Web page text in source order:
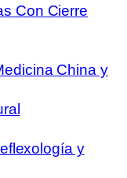
Con Cierre
China y
y